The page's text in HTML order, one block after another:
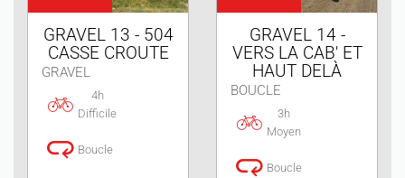
GRAVEL 13 - 504
CASSE CROUTE
GRAVEL
4h
Difficile
Boucle
GRAVEL 14 -
VERS LA CAB' ET
HAUT DELÀ
BOUCLE
3h
Moyen
Boucle